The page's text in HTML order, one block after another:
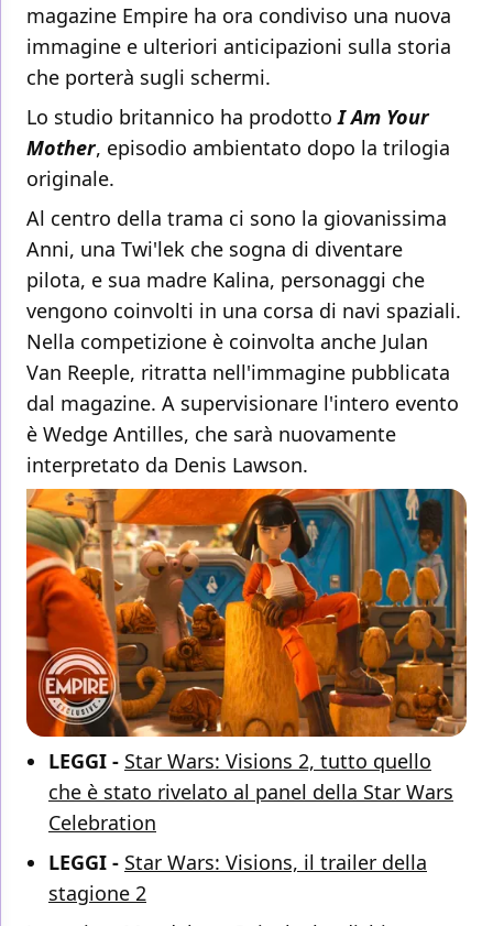
magazine Empire ha ora condiviso una nuova
immagine e ulteriori anticipazioni sulla storia
che porterà sugli schermi.
Lo studio britannico ha prodottoI Am Your
Mother, episodio ambientato dopo la trilogia
originale.
Al centro della trama ci sono la giovanissima
Anni, una Twi'lek che sogna di diventare
pilota, e sua madre Kalina, personaggi che
vengono coinvolti in una corsa di navi spaziali.
Nella competizione è coinvolta anche Julan
Van Reeple, ritratta nell'immagine pubblicata
dal magazine. A supervisionare l'intero evento
è Wedge Antilles, che sarà nuovamente
interpretato da Denis Lawson.
LEGGI - Star Wars: Visions 2, tutto quello
che è stato rivelato al panel della Star Wars
Celebration
LEGGI - Star Wars: Visions, il trailer della
stagione 2